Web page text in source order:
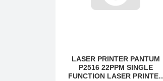
LASER PRINTER PANTUM
P2516 22PPM SINGLE
FUNCTION LASER PRINTER